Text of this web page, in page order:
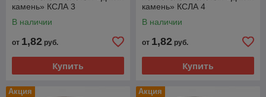
камень» КСЛА 3
В наличии
от 1,82 руб.
Купить
камень» КСЛА 4
В наличии
от 1,82 руб.
Купить
Акция Акция